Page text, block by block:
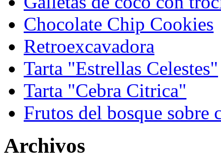
Chocolate Chip Cookies
Retroexcavadora
Tarta "Estrellas Celestes"
Tarta "Cebra Citrica"
Frutos del bosque sobre
Archivos